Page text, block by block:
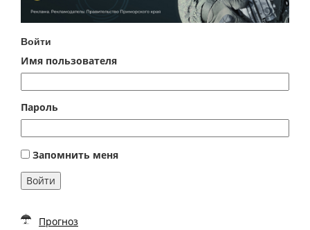
Войти
Имя пользователя
Пароль
Запомнить меня
Войти
Прогноз